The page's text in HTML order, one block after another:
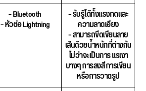
– Bluetooth
– หัวต่อ Lightning
– รับรู้ได้ทั้งแรงกดและ
ความลาดเอียง
– สามารถขีดเขียนลาย
เส้นด้วยน้ำหนักที่ต่างกัน
ไม่ว่าจะเป็นการ แรเงา
บางๆ การลงสี การเขียน
หรือการวาดรูป